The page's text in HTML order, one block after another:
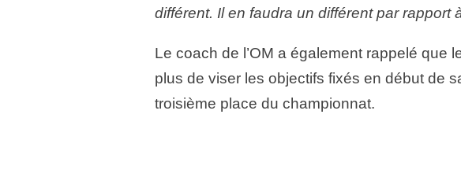
différent. Il en faudra un différent par rapport
Le coach de l’OM a également rappelé que
plus de viser les objectifs fixés en début de
troisième place du championnat.